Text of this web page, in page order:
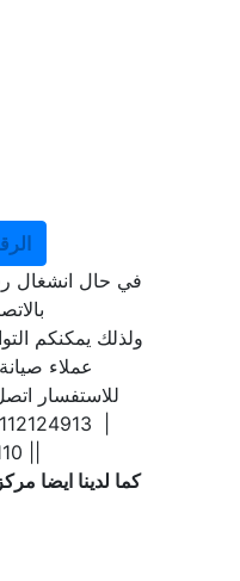
في حال انشغال
ولذلك يمكنكم
عملاء
كما لدينا ايضا مركز